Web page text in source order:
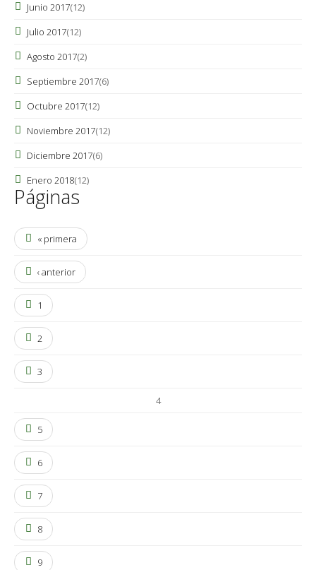
Junio 2017(12)
Julio 2017(12)
Agosto 2017(2)
Septiembre 2017(6)
Octubre 2017(12)
Noviembre 2017(12)
Diciembre 2017(6)
Enero 2018(12)
Páginas
« primera
‹ anterior
1
2
3
4
5
6
7
8
9